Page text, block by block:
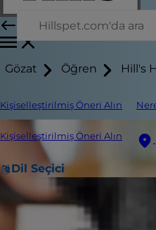
Gözat Öğren Hill's
Kişiselleştirilmiş Öneri Alın
Kişiselleştirilmiş Öneri Alın
Dil Seçici